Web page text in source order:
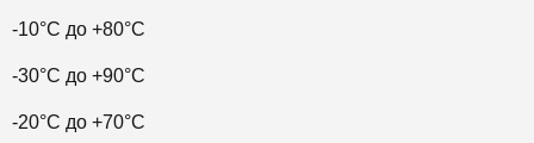
-10°C до +80°C
-30°C до +90°C
-20°C до +70°C